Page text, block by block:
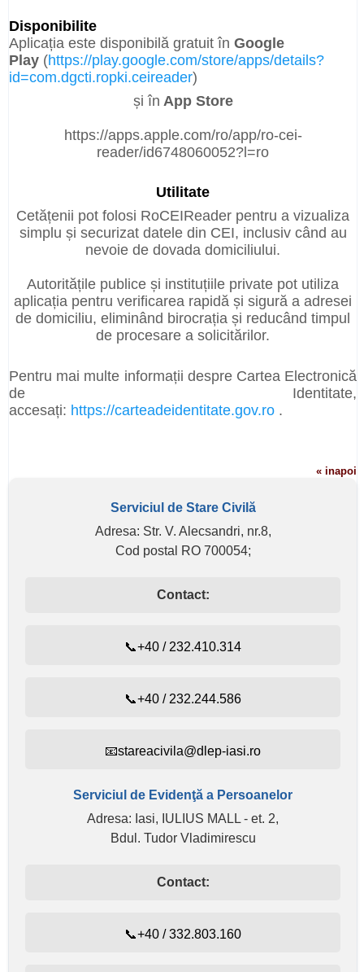
Disponibilite
Aplicația este disponibilă gratuit în Google
Play (https://play.google.com/store/apps/details?
id=com.dgcti.ropki.ceireader)
și în App Store
https://apps.apple.com/ro/app/ro-cei-
reader/id6748060052?l=ro
Utilitate
Cetățenii pot folosi RoCEIReader pentru a vizualiza
simplu și securizat datele din CEI, inclusiv când au
nevoie de dovada domiciliului.
Autoritățile publice și instituțiile private pot utiliza
aplicația pentru verificarea rapidă și sigură a adresei
de domiciliu, eliminând birocrația și reducând timpul
de procesare a solicitărilor.
Pentru mai multe informații despre Cartea Electronică
de Identitate,
accesați: https://carteadeidentitate.gov.ro .
« inapoi
Serviciul de Stare Civilă
Adresa: Str. V. Alecsandri, nr.8,
Cod postal RO 700054;
Contact:
📞+40 / 232.410.314
📞+40 / 232.244.586
📧stareacivila@dlep-iasi.ro
Serviciul de Evidenţă a Persoanelor
Adresa: Iasi, IULIUS MALL - et. 2,
Bdul. Tudor Vladimirescu
Contact:
📞+40 / 332.803.160